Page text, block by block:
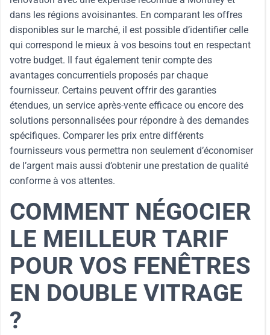
dans les régions avoisinantes. En comparant les offres
disponibles sur le marché, il est possible d’identifier celle
qui correspond le mieux à vos besoins tout en respectant
votre budget. Il faut également tenir compte des
avantages concurrentiels proposés par chaque
fournisseur. Certains peuvent offrir des garanties
étendues, un service après-vente efficace ou encore des
solutions personnalisées pour répondre à des demandes
spécifiques. Comparer les prix entre différents
fournisseurs vous permettra non seulement d’économiser
de l’argent mais aussi d’obtenir une prestation de qualité
conforme à vos attentes.
COMMENT NÉGOCIER
LE MEILLEUR TARIF
POUR VOS FENÊTRES
EN DOUBLE VITRAGE
?